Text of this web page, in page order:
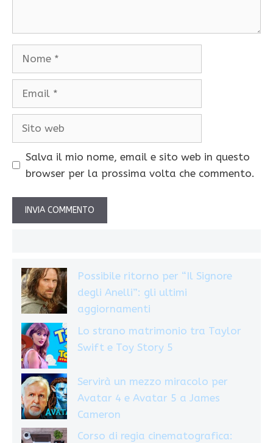
Salva il mio nome, email e sito web in questo
browser per la prossima volta che commento.
Possibile ritorno per “Il Signore
degli Anelli”: gli ultimi
aggiornamenti
Lo strano matrimonio tra Taylor
Swift e Toy Story 5
Servirà un mezzo miracolo per
Avatar 4 e Avatar 5 a James
Cameron
Corso di regia cinematografica: